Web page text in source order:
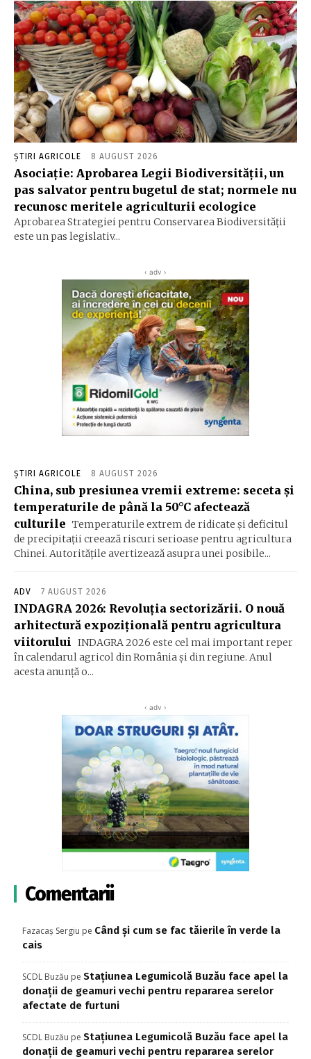
ȘTIRI AGRICOLE 8 AUGUST 2026
Asociație: Aprobarea Legii Biodiversității, un
pas salvator pentru bugetul de stat; normele nu
recunosc meritele agriculturii ecologice
Aprobarea Strategiei pentru Conservarea Biodiversității
este un pas legislativ...
‹ adv ›
ȘTIRI AGRICOLE 8 AUGUST 2026
China, sub presiunea vremii extreme: seceta și
temperaturile de până la 50°C afectează
culturile Temperaturile extrem de ridicate și deficitul
de precipitații creează riscuri serioase pentru agricultura
Chinei. Autoritățile avertizează asupra unei posibile...
ADV 7 AUGUST 2026
INDAGRA 2026: Revoluția sectorizării. O nouă
arhitectură expozițională pentru agricultura
viitorului INDAGRA 2026 este cel mai important reper
în calendarul agricol din România și din regiune. Anul
acesta anunță o...
‹ adv ›
Comentarii
Fazacaș Sergiu pe Când și cum se fac tăierile în verde la
cais
SCDL Buzău pe Stațiunea Legumicolă Buzău face apel la
donații de geamuri vechi pentru repararea serelor
afectate de furtuni
SCDL Buzău pe Stațiunea Legumicolă Buzău face apel la
donații de geamuri vechi pentru repararea serelor